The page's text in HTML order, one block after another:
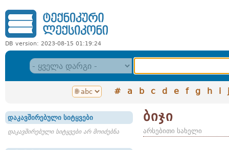
DB version: 2023-08-15 01:19:24
# a b c d e f g h i j
დაკავშირებული სიტყვები
დაკავშირებული სიტყვები არ მოიძებნა
ბიჯი
არსებითი სახელი